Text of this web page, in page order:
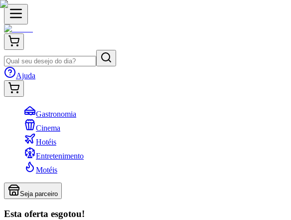
Ajuda
Gastronomia
Cinema
Hotéis
Entretenimento
Motéis
Seja parceiro
Esta oferta esgotou!